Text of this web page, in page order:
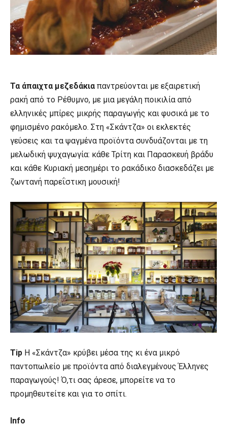
Τα άπαιχτα μεζεδάκια παντρεύονται με εξαιρετική
ρακή από το Ρέθυμνο, με μια μεγάλη ποικιλία από
ελληνικές μπίρες μικρής παραγωγής και φυσικά με το
φημισμένο ρακόμελο. Στη «Σκάντζα» οι εκλεκτές
γεύσεις και τα ψαγμένα προϊόντα συνδυάζονται με τη
μελωδική ψυχαγωγία: κάθε Τρίτη και Παρασκευή βράδυ
και κάθε Κυριακή μεσημέρι το ρακάδικο διασκεδάζει με
ζωντανή παρεΐστικη μουσική!
Tip H «Σκάντζα» κρύβει μέσα της κι ένα μικρό
παντοπωλείο με προϊόντα από διαλεγμένους Έλληνες
παραγωγούς! Ό,τι σας άρεσε, μπορείτε να το
προμηθευτείτε και για το σπίτι.
Info